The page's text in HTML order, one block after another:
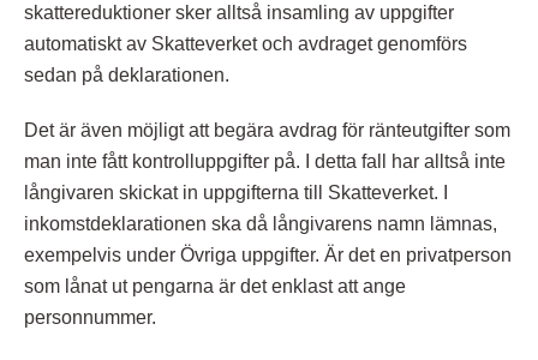
skattereduktioner sker alltså insamling av uppgifter
automatiskt av Skatteverket och avdraget genomförs
sedan på deklarationen.
Det är även möjligt att begära avdrag för ränteutgifter som
man inte fått kontrolluppgifter på. I detta fall har alltså inte
långivaren skickat in uppgifterna till Skatteverket. I
inkomstdeklarationen ska då långivarens namn lämnas,
exempelvis under Övriga uppgifter. Är det en privatperson
som lånat ut pengarna är det enklast att ange
personnummer.